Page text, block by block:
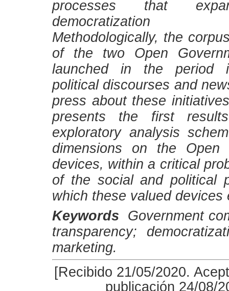
processes that
democratization
Methodologically, the
of the two Open
launched in the period
political discourses and
press about these
presents the first
exploratory analysis
dimensions on the Open
devices, within a critical
of the social and political
which these valued devices
Keywords Government
transparency;
marketing.
[Recibido 21/05/2020.
publicación 24/08/